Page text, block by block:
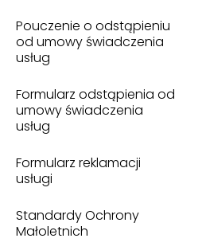
Pouczenie o odstąpieniu
od umowy świadczenia
usług
Formularz odstąpienia od
umowy świadczenia
usług
Formularz reklamacji
usługi
Standardy Ochrony
Małoletnich